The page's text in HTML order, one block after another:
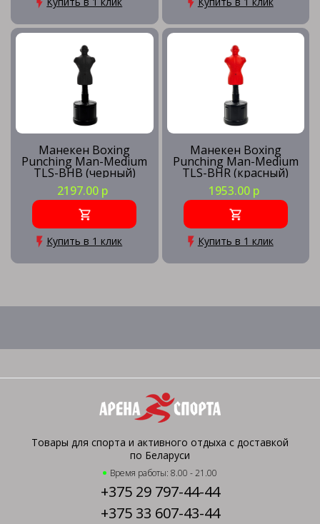
Манекен Boxing
Punching Man-Medium
TLS-BHB (черный)
2197.00 р
Купить в 1 клик
Манекен Boxing
Punching Man-Medium
TLS-BHR (красный)
1953.00 р
Купить в 1 клик
Товары для спорта и активного отдыха с доставкой
по Беларуси
Время работы: 8.00 - 21.00
+375 29 797-44-44
+375 33 607-43-44